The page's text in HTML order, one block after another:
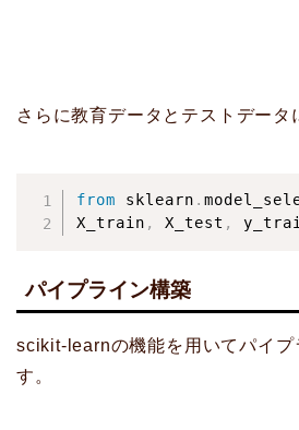
さらに教育データとテストデータ
from sklearn .
X_train , X_test ,
パイプライン構築
scikit-learnの機能を用いてパイプ
す。